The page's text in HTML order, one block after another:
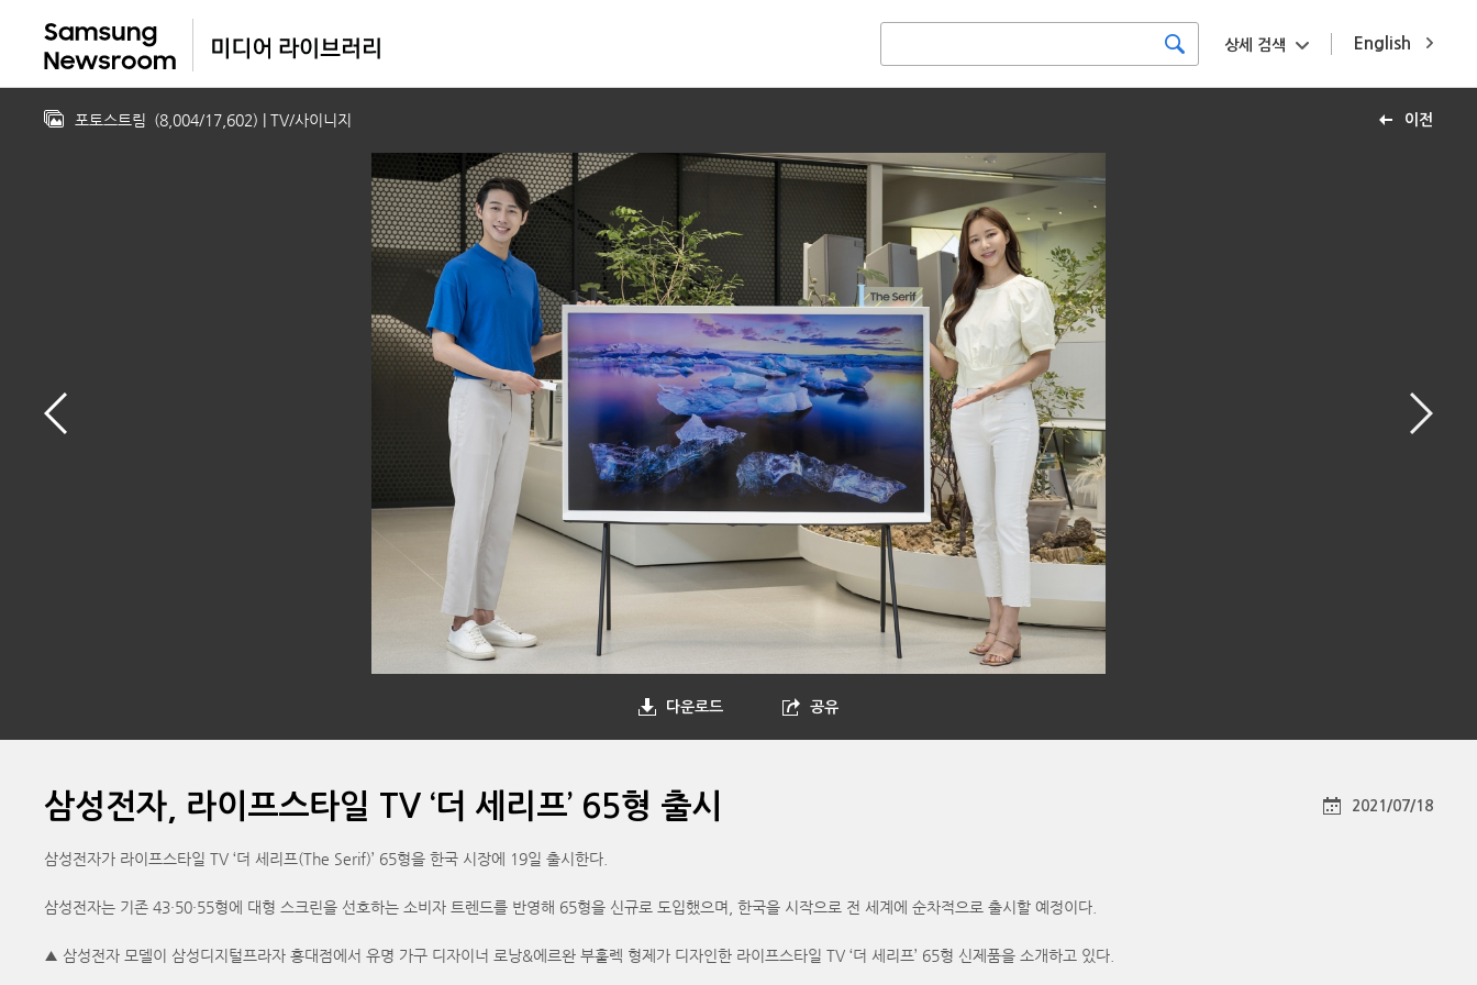
English
상세 검색
이전
포토스트림 (8,004/17,602) | TV/사이니지
다운로드 공유
삼성전자, 라이프스타일 TV ‘더 세리프’ 65형 출시 2021/07/18
삼성전자가 라이프스타일 TV ‘더 세리프(The Serif)’ 65형을 한국 시장에 19일 출시한다.
삼성전자는 기존 43·50·55형에 대형 스크린을 선호하는 소비자 트렌드를 반영해 65형을 신규로 도입했으며, 한국을 시작으로 전 세계에 순차적으로 출시할 예정이다.
▲ 삼성전자 모델이 삼성디지털프라자 홍대점에서 유명 가구 디자이너 로낭&에르완 부훌렉 형제가 디자인한 라이프스타일 TV ‘더 세리프’ 65형 신제품을 소개하고 있다.